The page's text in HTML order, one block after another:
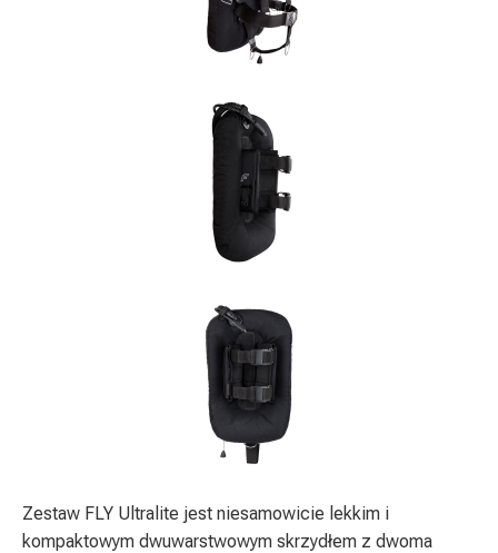
Zestaw FLY Ultralite jest niesamowicie lekkim i
kompaktowym dwuwarstwowym skrzydłem z dwoma